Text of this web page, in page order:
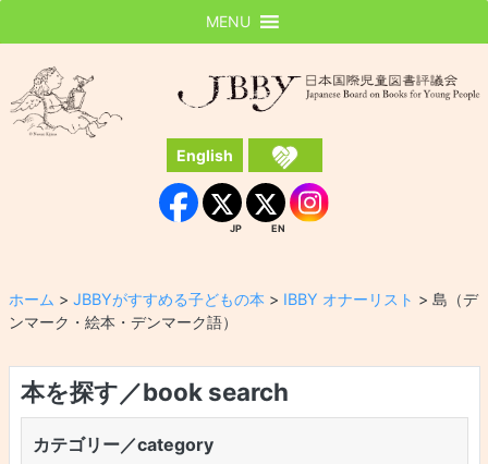
JBBY
English
Facebook
JP
JP
EN
EN Instagram
MENU
ホーム > JBBYがすすめる子どもの本 > IBBY オナーリスト > 島（デ
ンマーク・絵本・デンマーク語）
本を探す／book search
カテゴリー／category